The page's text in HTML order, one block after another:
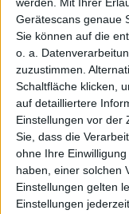
Gerätescans genaue
Sie können auf die
o. a.
zuzustimmen.
Schaltfläche klicken,
auf detailliertere
Einstellungen vor der
Sie, dass die
ohne Ihre
haben, einer solchen
Einstellungen gelten
Einstellungen